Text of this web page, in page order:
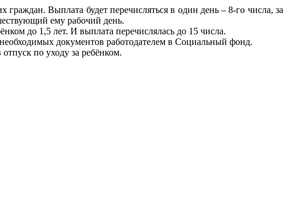
Выплата будет перечисляться в один день – 8-го числа, за
ему рабочий день.
до 1,5 лет. И выплата перечислялась до 15 числа.
документов работодателем в Социальный фонд.
по уходу за ребёнком.